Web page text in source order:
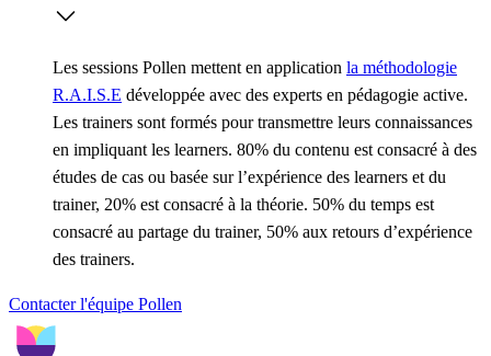
Les sessions Pollen mettent en application la méthodologie
R.A.I.S.E développée avec des experts en pédagogie active.
Les trainers sont formés pour transmettre leurs connaissances
en impliquant les learners. 80% du contenu est consacré à des
études de cas ou basée sur l’expérience des learners et du
trainer, 20% est consacré à la théorie. 50% du temps est
consacré au partage du trainer, 50% aux retours d’expérience
des trainers.
Contacter l'équipe Pollen